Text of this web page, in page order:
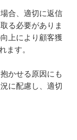
合、適切に返信
る必要がありま
上により顧客獲
ます。
かせる原因にも
に配慮し、適切